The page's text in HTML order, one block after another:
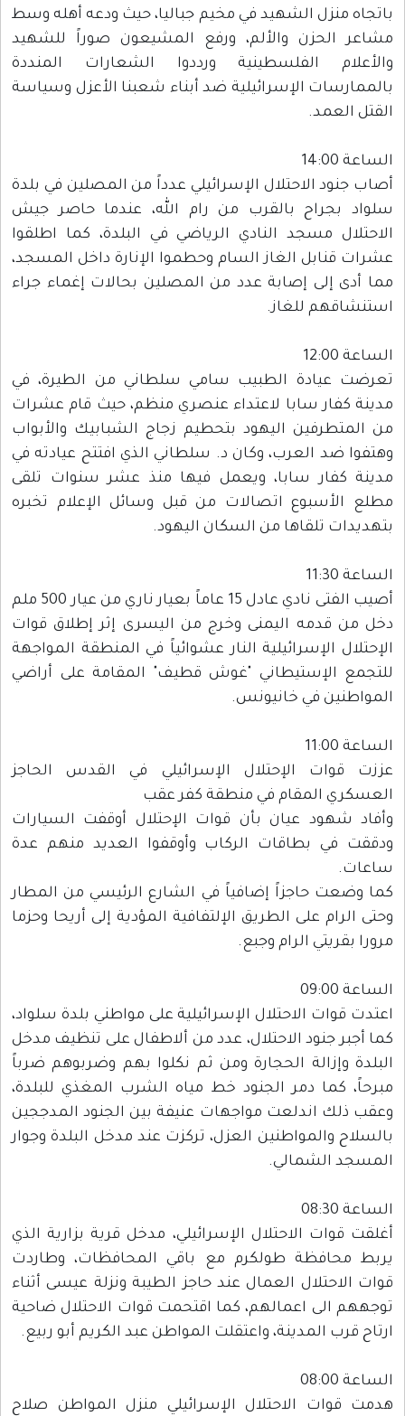
باتجاه منزل الشهيد في مخيم جباليا، حيث ودعه أهله وسط
مشاعر الحزن والألم، ورفع المشيعون صوراً للشهيد
والأعلام الفلسطينية ورددوا الشعارات المنددة
بالممارسات الإسرائيلية ضد أبناء شعبنا الأعزل وسياسة
القتل العمد.
الساعة 14:00
أصاب جنود الاحتلال الإسرائيلي عدداً من المصلين في بلدة
سلواد بجراح بالقرب من رام الله، عندما حاصر جيش
الاحتلال مسجد النادي الرياضي في البلدة، كما اطلقوا
عشرات قنابل الغاز السام وحطموا الإنارة داخل المسجد،
مما أدى إلى إصابة عدد من المصلين بحالات إغماء جراء
استنشاقهم للغاز.
الساعة 12:00
تعرضت عيادة الطبيب سامي سلطاني من الطيرة، في
مدينة كفار سابا لاعتداء عنصري منظم، حيث قام عشرات
من المتطرفين اليهود بتحطيم زجاج الشبابيك والأبواب
وهتفوا ضد العرب، وكان د. سلطاني الذي افتتح عيادته في
مدينة كفار سابا، ويعمل فيها منذ عشر سنوات تلقى
مطلع الأسبوع اتصالات من قبل وسائل الإعلام تخبره
بتهديدات تلقاها من السكان اليهود.
الساعة 11:30
أصيب الفتى نادي عادل 15 عاماً بعيار ناري من عيار 500 ملم
دخل من قدمه اليمنى وخرج من اليسرى إثر إطلاق قوات
الإحتلال الإسرائيلية النار عشوائياً في المنطقة المواجهة
للتجمع الإستيطاني "غوش قطيف" المقامة على أراضي
المواطنين في خانيونس.
الساعة 11:00
عززت قوات الإحتلال الإسرائيلي في القدس الحاجز
العسكري المقام في منطقة كفر عقب
وأفاد شهود عيان بأن قوات الإحتلال أوقفت السيارات
ودققت في بطاقات الركاب وأوقفوا العديد منهم عدة
ساعات.
كما وضعت حاجزاً إضافياً في الشارع الرئيسي من المطار
وحتى الرام على الطريق الإلتفافية المؤدية إلى أريحا وحزما
مرورا بقريتي الرام وجبع.
الساعة 09:00
اعتدت قوات الاحتلال الإسرائيلية على مواطني بلدة سلواد،
كما أجبر جنود الاحتلال، عدد من ألاطفال على تنظيف مدخل
البلدة وإزالة الحجارة ومن ثم نكلوا بهم وضربوهم ضرباً
مبرحاً، كما دمر الجنود خط مياه الشرب المغذي للبلدة،
وعقب ذلك اندلعت مواجهات عنيفة بين الجنود المدججين
بالسلاح والمواطنين العزل، تركزت عند مدخل البلدة وجوار
المسجد الشمالي.
الساعة 08:30
أغلقت قوات الاحتلال الإسرائيلي، مدخل قرية بزارية الذي
يربط محافظة طولكرم مع باقي المحافظات، وطاردت
قوات الاحتلال العمال عند حاجز الطيبة ونزلة عيسى أثناء
توجههم الى اعمالهم، كما اقتحمت قوات الاحتلال ضاحية
ارتاح قرب المدينة، واعتقلت المواطن عبد الكريم أبو ربيع.
الساعة 08:00
هدمت قوات الاحتلال الإسرائيلي منزل المواطن صلاح